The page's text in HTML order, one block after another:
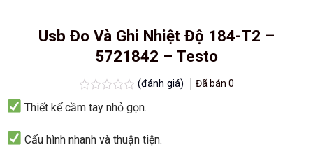
Usb Đo Và Ghi Nhiệt Độ 184-T2 –
5721842 – Testo
xếp
0.0
5
(đánh giá) Đã bán0
Thiết kế cầm tay nhỏ gọn.
Cấu hình nhanh và thuận tiện.